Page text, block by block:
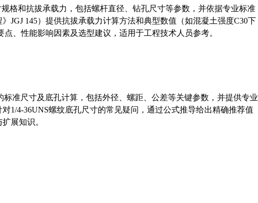
格和抗拔承载力，包括螺杆直径、钻孔尺寸等参数，并依据专业标准
JGJ 145）提供抗拔承载力计算方法和典型数值（如混凝土强度C30下
、性能影响因素及选型建议，适用于工程技术人员参考。
标准尺寸及底孔计算，包括外径、螺距、公差等关键参数，并提供专业
1/4-36UNS螺纹底孔尺寸的常见疑问，通过公式推导给出精确推荐值
展知识。